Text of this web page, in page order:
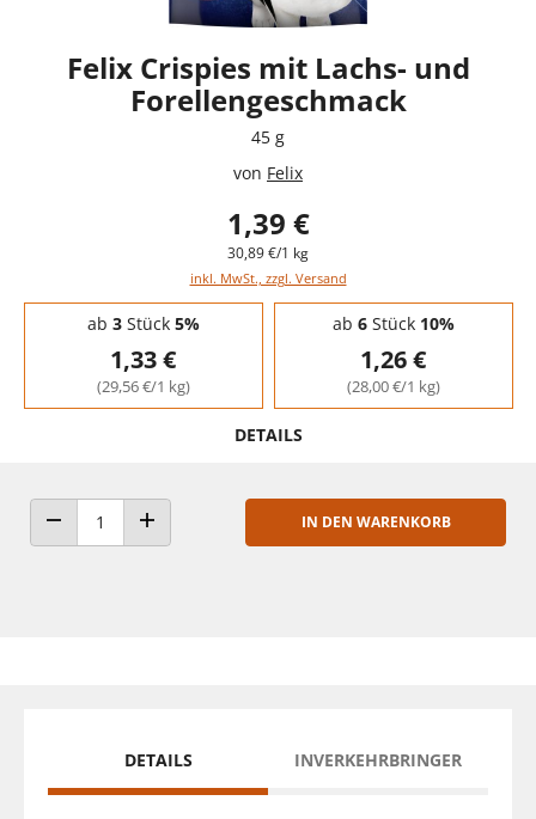
Felix Crispies mit Lachs- und
Forellengeschmack
45 g
von Felix
1,39 €
30,89 €/1 kg
inkl. MwSt., zzgl. Versand
Staffelpreise - Mengenrabatt
ab 3Stück 5%
1,33 €
(29,56 €/1 kg)
ab 6Stück 10%
1,26 €
(28,00 €/1 kg)
DETAILS
ANZAHL VERRINGERNANZAHL ERHÖHEN
IN DEN WARENKORB
DETAILS INVERKEHRBRINGER